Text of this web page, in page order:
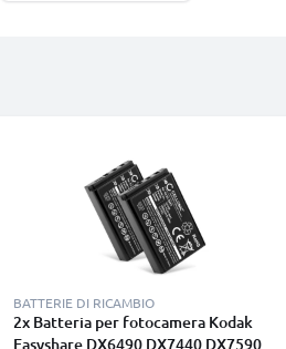
BATTERIE DI RICAMBIO
2x Batteria per fotocamera Kodak
Easyshare DX6490 DX7440 DX7590